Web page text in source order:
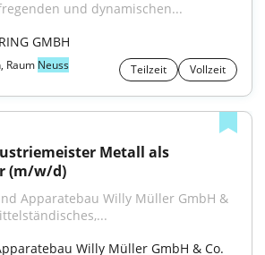
und dynamischen...
GMBH
Raum Neuss Teilzeit Vollzeit
Metall als
(m/w/d)
Apparatebau Willy Müller GmbH &
Willy Müller GmbH & Co.